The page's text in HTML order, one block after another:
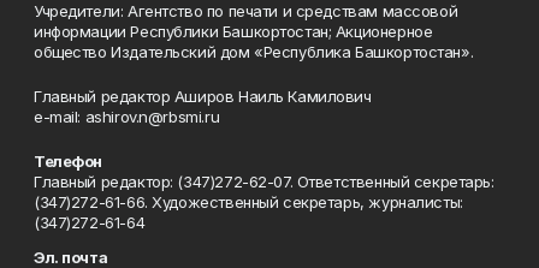
Учредители: Агентство по печати и средствам массовой
информации Республики Башкортостан; Акционерное
общество Издательский дом «Республика Башкортостан».
Главный редактор Аширов Наиль Камилович
e-mail: ashirov.n@rbsmi.ru
Телефон
Главный редактор: (347)272-62-07. Ответственный секретарь:
(347)272-61-66. Художественный секретарь, журналисты:
(347)272-61-64
Эл. почта